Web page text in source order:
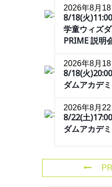
2026年8月18
8/18(火
学童ウィズ
PRIME 説明
2026年8月18
8/18(火
ダムアカデ
2026年8月22
8/22(土
ダムアカデ